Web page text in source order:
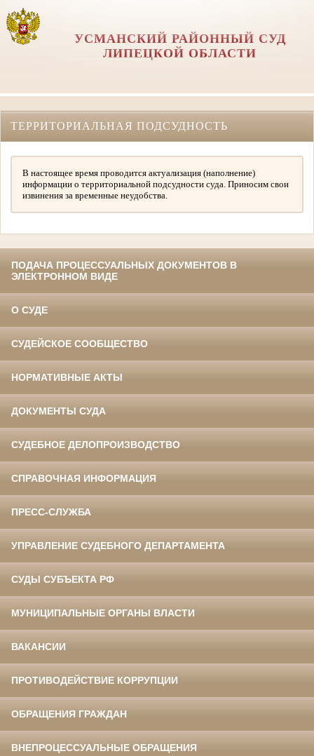
УСМАНСКИЙ РАЙОННЫЙ СУД
ЛИПЕЦКОЙ ОБЛАСТИ
ТЕРРИТОРИАЛЬНАЯ ПОДСУДНОСТЬ
В настоящее время проводится актуализация (наполнение)
информации о территориальной подсудности суда. Приносим свои
извинения за временные неудобства.
ПОДАЧА ПРОЦЕССУАЛЬНЫХ ДОКУМЕНТОВ В
ЭЛЕКТРОННОМ ВИДЕ
О СУДЕ
СУДЕЙСКОЕ СООБЩЕСТВО
НОРМАТИВНЫЕ АКТЫ
ДОКУМЕНТЫ СУДА
СУДЕБНОЕ ДЕЛОПРОИЗВОДСТВО
СПРАВОЧНАЯ ИНФОРМАЦИЯ
ПРЕСС-СЛУЖБА
УПРАВЛЕНИЕ СУДЕБНОГО ДЕПАРТАМЕНТА
СУДЫ СУБЪЕКТА РФ
МУНИЦИПАЛЬНЫЕ ОРГАНЫ ВЛАСТИ
ВАКАНСИИ
ПРОТИВОДЕЙСТВИЕ КОРРУПЦИИ
ОБРАЩЕНИЯ ГРАЖДАН
ВНЕПРОЦЕССУАЛЬНЫЕ ОБРАЩЕНИЯ